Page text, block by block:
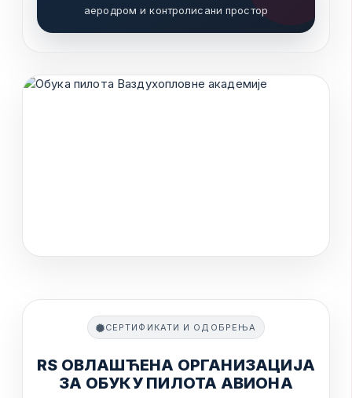
аеродром и контролисани простор
СЕРТИФИКАТИ И ОДОБРЕЊА
RS ОВЛАШЋЕНА ОРГАНИЗАЦИЈА
ЗА ОБУКУ ПИЛОТА АВИОНА